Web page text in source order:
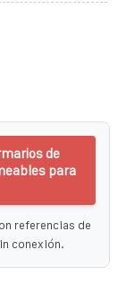
de
para
referencias de
conexión.